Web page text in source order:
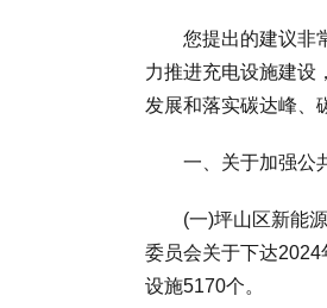
您提出的建议非常
力推进充电设施建设
发展和落实碳达峰、
一、关于加强公共
(一)坪山区新能源
委员会关于下达
设施5170个。